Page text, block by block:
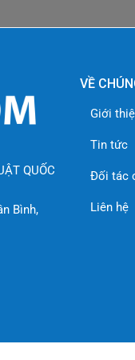
QUỐC
Bình,
VỀ
Giới
Tin tức
Đối tác
Liên hệ